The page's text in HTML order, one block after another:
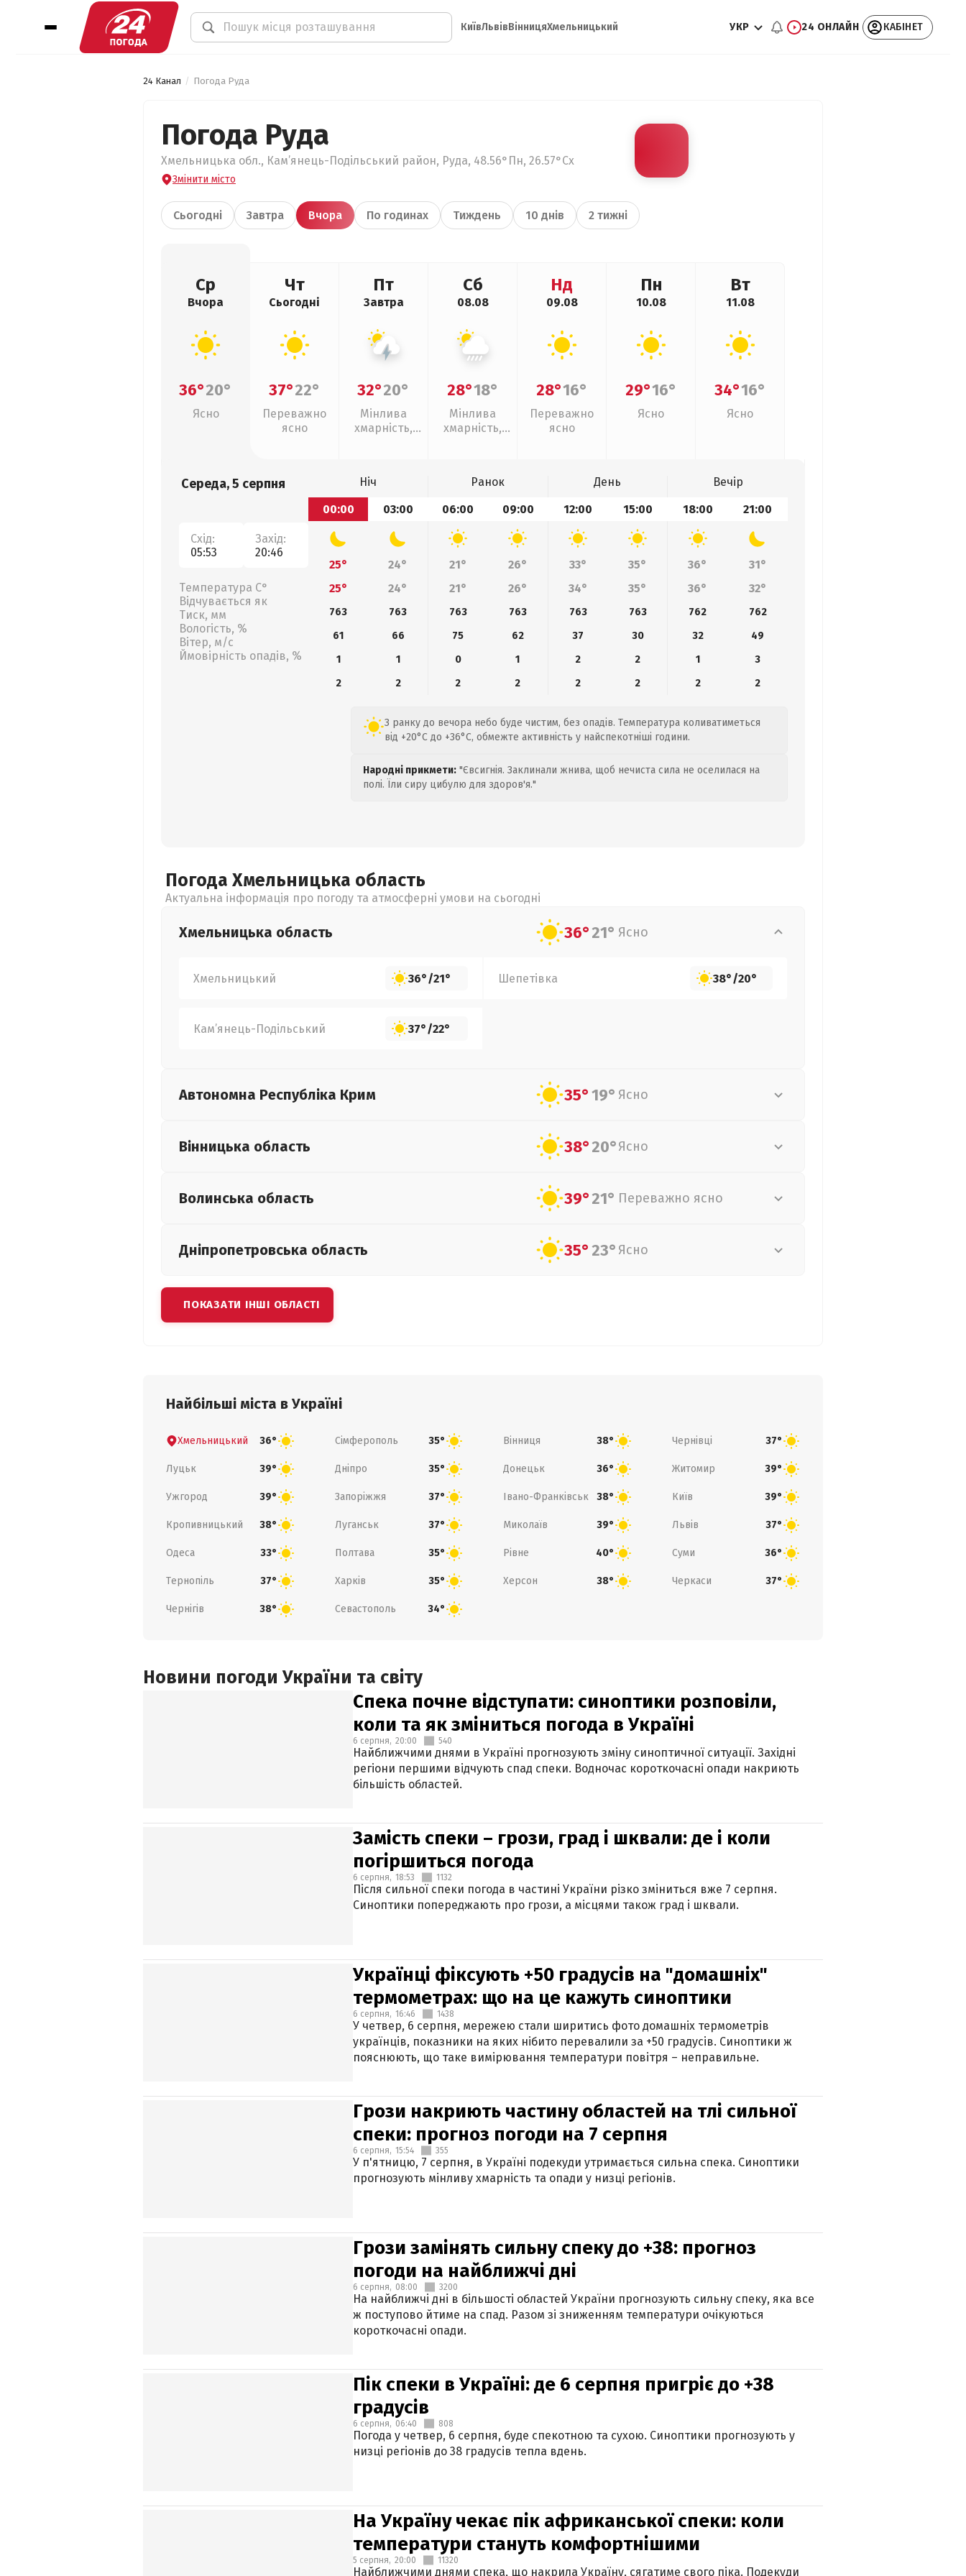
КиївЛьвівВінницяХмельницький УКР 24 ОНЛАЙН КАБІНЕТ
24 Канал Погода Руда
Погода Руда
Хмельницька обл., Кам’янець-Подільський район, Руда, 48.56°Пн, 26.57°Сх
Змінити місто
Сьогодні Завтра Вчора По годинах Тиждень 10 днів 2 тижні
Ср
Вчора
36°20°
Ясно
Чт
Сьогодні
37°22°
Переважно
ясно
Пт
Завтра
32°20°
Мінлива
хмарність,
Сб
08.08
28°18°
Мінлива
хмарність,
Нд
09.08
28°16°
Переважно
ясно
Пн
10.08
29°16°
Ясно
Вт
11.08
34°16°
Ясно
Середа, 5 серпня
Схід:
05:53
Захід:
20:46
Температура С°
Відчувається як
Тиск, мм
Вологість, %
Вітер, м/с
Ймовірність опадів, %
Ніч Ранок День
Вечір
00:00
03:00 06:00 09:00 12:00 15:00 18:00 21:00
25° 24° 21° 26° 33° 35° 36°
31°
25°
24° 21° 26° 34° 35° 36° 32°
763 763 763 763 763 763 762
762
61
66 75 62 37 30 32
49
1
1 0 1 2 2 1
3
2
2 2 2 2 2 2 2
З ранку до вечора небо буде чистим, без опадів. Температура коливатиметься
від +20°C до +36°C, обмежте активність у найспекотніші години.
Народні прикмети: "Євсигнія. Заклинали жнива, щоб нечиста сила не оселилася на
полі. Їли сиру цибулю для здоров'я."
Погода Хмельницька область
Актуальна інформація про погоду та атмосферні умови на сьогодні
Хмельницька область 36°21° Ясно
Хмельницький 36°/21° Шепетівка 38°/20°
Кам’янець-Подільський 37°/22°
Автономна Республіка Крим 35°19° Ясно
Вінницька область 38°20°Ясно
Волинська область 39°21° Переважно ясно
Дніпропетровська область 35°23° Ясно
ПОКАЗАТИ ІНШІ ОБЛАСТІ
Найбільші міста в Україні
Хмельницький 36° Сімферополь 35° Вінниця 38° Чернівці 37°
Луцьк 39° Дніпро 35° Донецьк 36° Житомир 39°
Ужгород 39° Запоріжжя 37° Івано-Франківськ 38° Київ 39°
Кропивницький 38° Луганськ 37° Миколаїв 39° Львів 37°
Одеса 33° Полтава 35° Рівне 40° Суми 36°
Тернопіль 37° Харків 35° Херсон 38° Черкаси 37°
Чернігів 38° Севастополь 34°
Новини погоди України та світу
Спека почне відступати: синоптики розповіли,
коли та як зміниться погода в Україні
6 серпня, 20:00 540
Найближчими днями в Україні прогнозують зміну синоптичної ситуації. Західні
регіони першими відчують спад спеки. Водночас короткочасні опади накриють
більшість областей.
Замість спеки – грози, град і шквали: де і коли
погіршиться погода
6 серпня, 18:53 1132
Після сильної спеки погода в частині України різко зміниться вже 7 серпня.
Синоптики попереджають про грози, а місцями також град і шквали.
Українці фіксують +50 градусів на "домашніх"
термометрах: що на це кажуть синоптики
6 серпня, 16:46 1438
У четвер, 6 серпня, мережею стали ширитись фото домашніх термометрів
українців, показники на яких нібито перевалили за +50 градусів. Синоптики ж
пояснюють, що таке вимірювання температури повітря – неправильне.
Грози накриють частину областей на тлі сильної
спеки: прогноз погоди на 7 серпня
6 серпня, 15:54 355
У п'ятницю, 7 серпня, в Україні подекуди утримається сильна спека. Синоптики
прогнозують мінливу хмарність та опади у низці регіонів.
Грози замінять сильну спеку до +38: прогноз
погоди на найближчі дні
6 серпня, 08:00 3200
На найближчі дні в більшості областей України прогнозують сильну спеку, яка все
ж поступово йтиме на спад. Разом зі зниженням температури очікуються
короткочасні опади.
Пік спеки в Україні: де 6 серпня пригріє до +38
градусів
6 серпня, 06:40 808
Погода у четвер, 6 серпня, буде спекотною та сухою. Синоптики прогнозують у
низці регіонів до 38 градусів тепла вдень.
На Україну чекає пік африканської спеки: коли
температури стануть комфортнішими
5 серпня, 20:00 11320
Найближчими днями спека, що накрила Україну, сягатиме свого піка. Подекуди